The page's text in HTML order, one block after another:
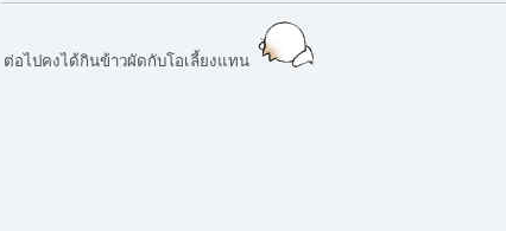
ต่อไปคงได้กินข้าวผัดกับโอเลี้ยงแทน